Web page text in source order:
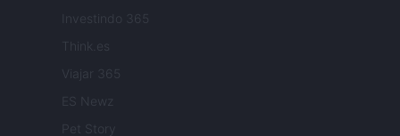
Investindo 365
Think.es
Viajar 365
ES Newz
Pet Story